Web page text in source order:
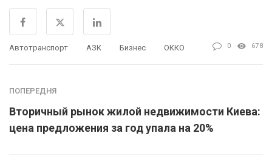
Автотранспорт АЗК Бизнес ОККО 0 678
ПОПЕРЕДНЯ
Вторичный рынок жилой недвижимости Киева:
цена предложения за год упала на 20%